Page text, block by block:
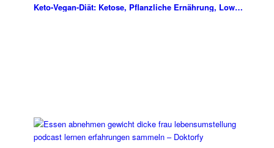
Keto-Vegan-Diät: Ketose, Pflanzliche Ernährung, Low…